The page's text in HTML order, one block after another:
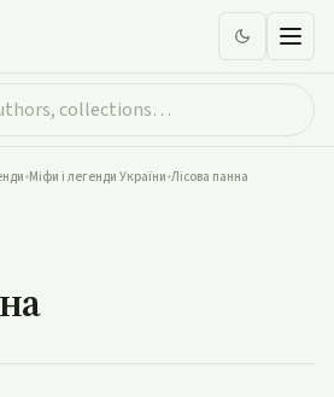
•Міфи і легенди України•Лісова панна